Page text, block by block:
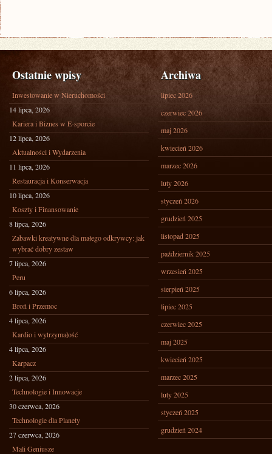
Ostatnie wpisy
Inwestowanie w Nieruchomości
14 lipca, 2026
Kariera i Biznes w E-sporcie
12 lipca, 2026
Aktualności i Wydarzenia
11 lipca, 2026
Restauracja i Konserwacja
10 lipca, 2026
Koszty i Finansowanie
8 lipca, 2026
Zabawki kreatywne dla małego odkrywcy: jak
wybrać dobry zestaw
7 lipca, 2026
Peru
6 lipca, 2026
Broń i Przemoc
4 lipca, 2026
Kardio i wytrzymałość
4 lipca, 2026
Karpacz
2 lipca, 2026
Technologie i Innowacje
30 czerwca, 2026
Technologie dla Planety
27 czerwca, 2026
Mali Geniusze
Archiwa
lipiec 2026
czerwiec 2026
maj 2026
kwiecień 2026
marzec 2026
luty 2026
styczeń 2026
grudzień 2025
listopad 2025
październik 2025
wrzesień 2025
sierpień 2025
lipiec 2025
czerwiec 2025
maj 2025
kwiecień 2025
marzec 2025
luty 2025
styczeń 2025
grudzień 2024